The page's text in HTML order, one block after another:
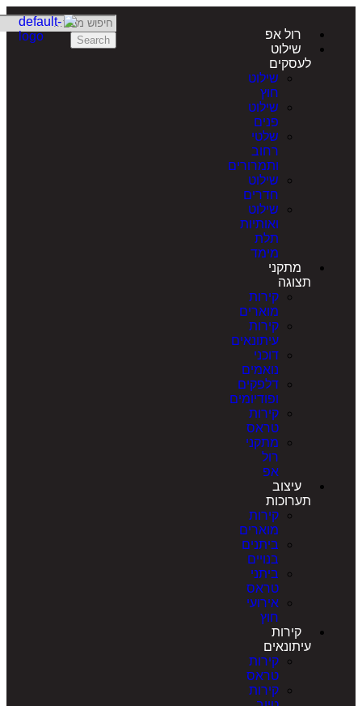
רול אפ
שילוט
לעסקים
שילוט
שילוט
שלטי
ותמרורים
שילוט
חדרים
שילוט
ואותיות
מתקני
קירות
מוארים
קירות
עיתונאים
דוכני
נואמים
דלפקים
ופודיומים
קירות
מתקני
עיצוב
תערוכות
קירות
מוארים
ביתנים
ביתני
אירועי
קירות
עיתונאים
קירות
קירות
Search